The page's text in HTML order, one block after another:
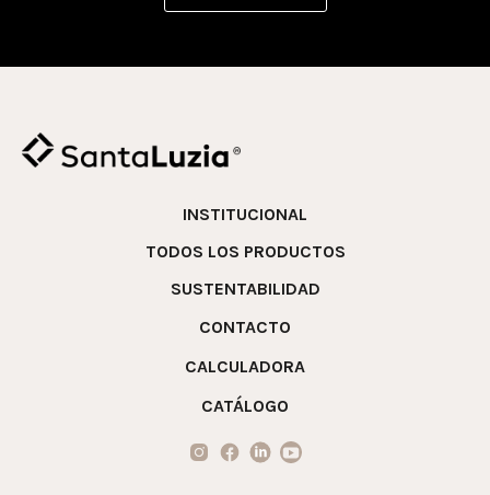
INSTITUCIONAL
TODOS LOS PRODUCTOS
SUSTENTABILIDAD
CONTACTO
CALCULADORA
CATÁLOGO